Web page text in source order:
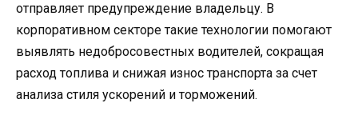
отправляет предупреждение владельцу. В
корпоративном секторе такие технологии помогают
выявлять недобросовестных водителей, сокращая
расход топлива и снижая износ транспорта за счет
анализа стиля ускорений и торможений.